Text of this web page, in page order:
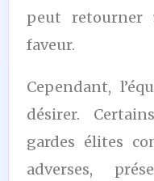
peut retourner
faveur.
Cependant,
désirer.
gardes élites
adverses,